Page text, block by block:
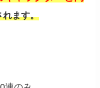
れます。